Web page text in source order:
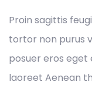
Proin sagittis
tortor non purus
posuer eros eget
laoreet Aenean